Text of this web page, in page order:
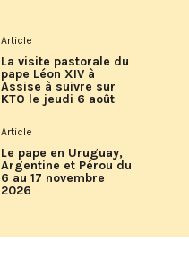
Article
La visite pastorale du
pape Léon XIV à
Assise à suivre sur
KTO le jeudi 6 août
Article
Le pape en Uruguay,
Argentine et Pérou du
6 au 17 novembre
2026